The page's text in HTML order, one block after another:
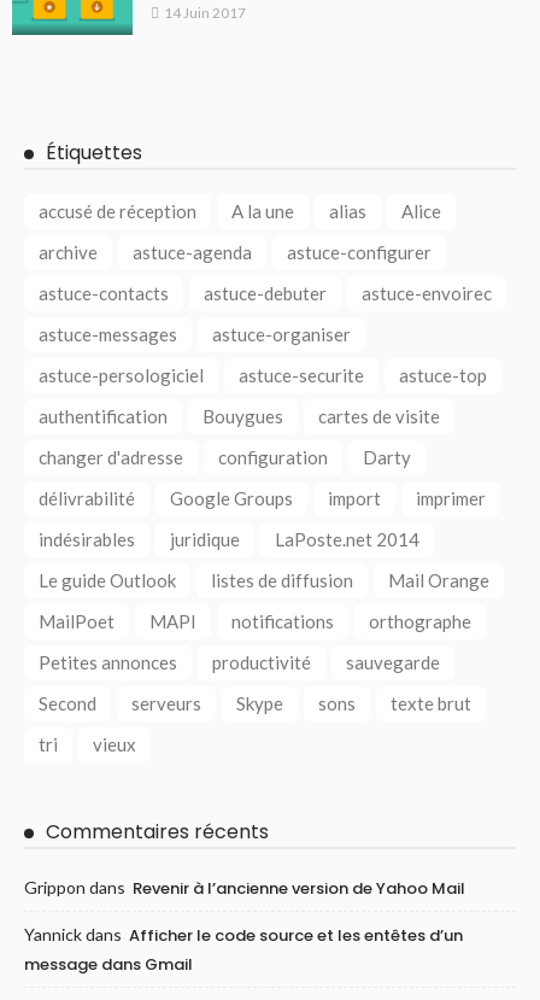
14 Juin 2017
Étiquettes
accusé de réception A la une alias
Alice
archive
astuce-agenda
astuce-configurer
astuce-contacts
astuce-debuter
astuce-envoirec
astuce-messages
astuce-organiser
astuce-persologiciel
astuce-securite
astuce-top
authentification
Bouygues
cartes de visite
changer d'adresse
configuration
Darty
délivrabilité
Google Groups import
imprimer
indésirables
juridique
LaPoste.net 2014
Le guide Outlook
listes de diffusion
Mail Orange
MailPoet
MAPI notifications
orthographe
Petites annonces
productivité
sauvegarde
Second
serveurs Skype sons
texte brut
tri
vieux
Commentaires récents
Grippon dans Revenir à l’ancienne version de Yahoo Mail
Yannickdans Afficher le code source et les entêtes d’un
message dans Gmail